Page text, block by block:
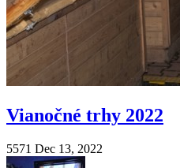
Vianočné trhy 2022
5571 Dec 13, 2022